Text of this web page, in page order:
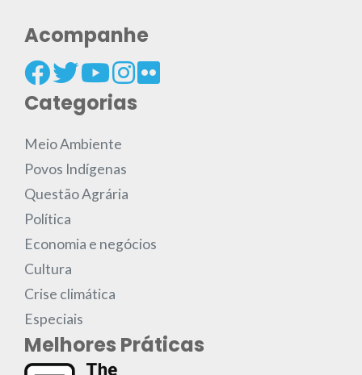
Acompanhe
Categorias
Meio Ambiente
Povos Indígenas
Questão Agrária
Política
Economia e negócios
Cultura
Crise climática
Especiais
Melhores Práticas